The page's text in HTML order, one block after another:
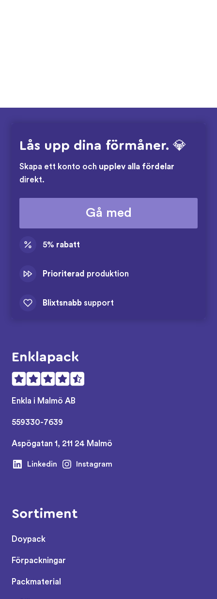
Lås upp dina förmåner. 💎
Skapa ett konto och upplev alla fördelar
direkt.
Gå med
5% rabatt
Prioriterad produktion
Blixtsnabb support
Enklapack
Enkla i Malmö AB
559330-7639
Aspögatan 1, 211 24 Malmö
Linkedin Instagram
Sortiment
Doypack
Förpackningar
Packmaterial